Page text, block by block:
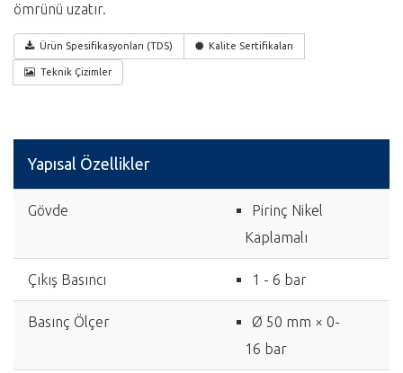
ömrünü uzatır.
Ürün Spesifikasyonları (TDS) Kalite Sertifikaları
Teknik Çizimler
Yapısal Özellikler
Gövde
Pirinç Nikel
Kaplamalı
Çıkış Basıncı 1 - 6 bar
Basınç Ölçer
Ø 50 mm × 0-
16 bar